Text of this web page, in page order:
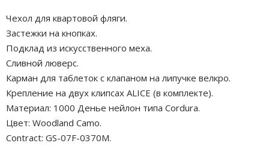
Чехол для квартовой фляги.
Застежки на кнопках.
Подклад из искусственного меха.
Сливной люверс.
Карман для таблеток с клапаном на липучке велкро.
Крепление на двух клипсах ALICE (в комплекте).
Материал: 1000 Денье нейлон типа Cordura.
Цвет: Woodland Camo.
Contract: GS-07F-0370M.